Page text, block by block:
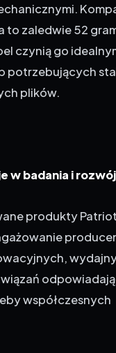
to zaledwie 52
czynią go
potrzebujących
plików.
w badania i rozwój
produkty
współczesnych